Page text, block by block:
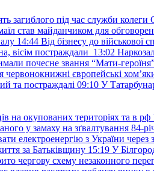
загиблого під час служби
став майданчиком для
14:44 Від бізнесу до
вісім постраждали 13:02
почесне звання “Мати-
червонокнижні європейські
та постраждалі 09:10 У
на окупованих територіях та в рф
у замаху на зґвалтування 84-
електроенергію з України
за Батьківщину 15:19 У
чергову схему незаконного